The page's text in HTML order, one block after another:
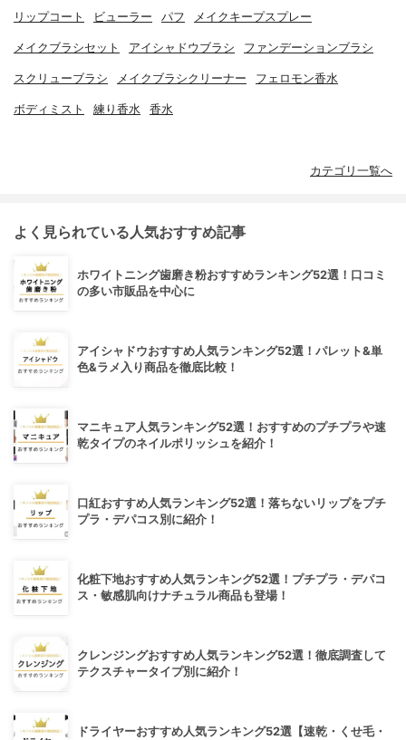
リップコート ビューラー パフ メイクキープスプレー
メイクブラシセット アイシャドウブラシ ファンデーションブラシ
スクリューブラシ メイクブラシクリーナー フェロモン香水
ボディミスト 練り香水 香水
カテゴリ一覧へ
よく見られている人気おすすめ記事
ホワイトニング歯磨き粉おすすめランキング52選！口コミ
の多い市販品を中心に
アイシャドウおすすめ人気ランキング52選！パレット&単
色&ラメ入り商品を徹底比較！
マニキュア人気ランキング52選！おすすめのプチプラや速
乾タイプのネイルポリッシュを紹介！
口紅おすすめ人気ランキング52選！落ちないリップをプチ
プラ・デパコス別に紹介！
化粧下地おすすめ人気ランキング52選！プチプラ・デパコ
ス・敏感肌向けナチュラル商品も登場！
クレンジングおすすめ人気ランキング52選！徹底調査して
テクスチャータイプ別に紹介！
ドライヤーおすすめ人気ランキング52選【速乾・くせ毛・